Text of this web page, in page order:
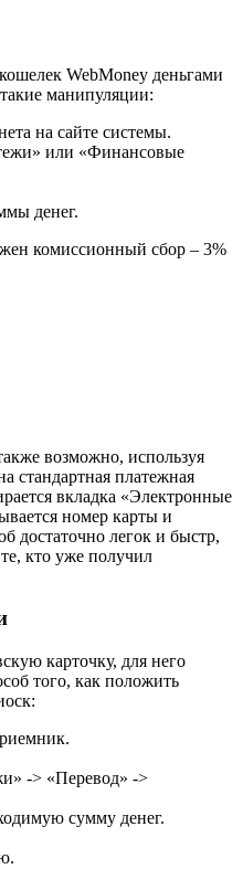
WebMoney деньгами
манипуляции:
на сайте системы.
или «Финансовые
денег.
комиссионный сбор – 3%
возможно, используя
стандартная платежная
вкладка «Электронные
номер карты и
достаточно легок и быстр,
кто уже получил
карточку, для него
того, как положить
-> «Перевод» ->
сумму денег.